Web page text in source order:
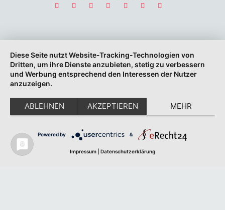
Diese Seite nutzt Website-Tracking-Technologien von
Dritten, um ihre Dienste anzubieten, stetig zu verbessern
und Werbung entsprechend den Interessen der Nutzer
anzuzeigen.
ABLEHNEN AKZEPTIEREN MEHR
Powered by &
Impressum Datenschutzerklärung